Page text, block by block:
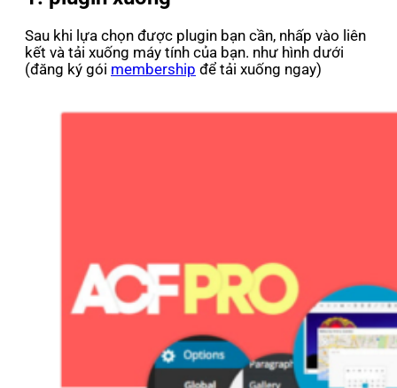
Sau khi lựa chọn được plugin bạn cần, nhấp vào liên
kết và tải xuống máy tính của bạn.​ như hình dưới
(đăng ký gói membership để tải xuống ngay)